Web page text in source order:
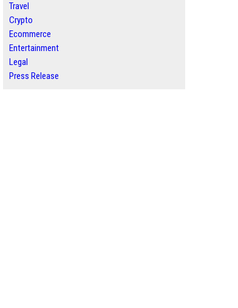
Travel
Crypto
Ecommerce
Entertainment
Legal
Press Release